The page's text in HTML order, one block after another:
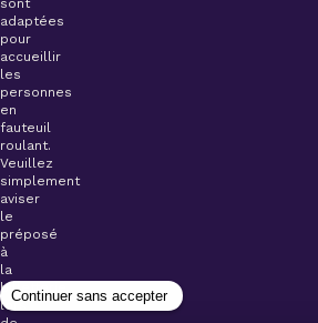
sont
adaptées
pour
accueillir
les
personnes
en
fauteuil
roulant.
Veuillez
simplement
aviser
le
préposé
à
la
billetterie
lors